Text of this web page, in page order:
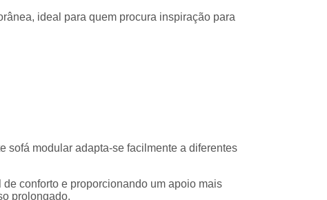
ideal para quem procura inspiração para
sofá modular adapta-se facilmente a diferentes
conforto e proporcionando um apoio mais
prolongado.